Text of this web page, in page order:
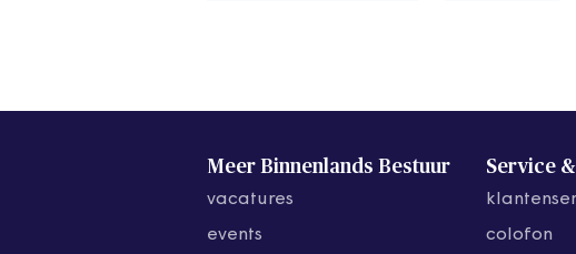
Meer Binnenlands Bestuur
vacatures
events
Service
colofon